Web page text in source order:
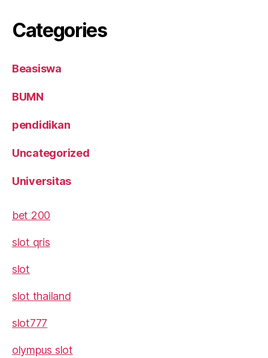
Categories
Beasiswa
BUMN
pendidikan
Uncategorized
Universitas
bet 200
slot qris
slot
slot thailand
slot777
olympus slot